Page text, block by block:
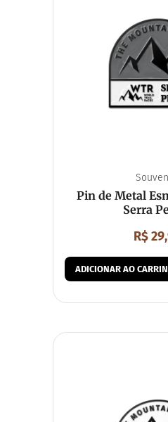
Pin de Metal
Serra
R$
ADICIONAR AO